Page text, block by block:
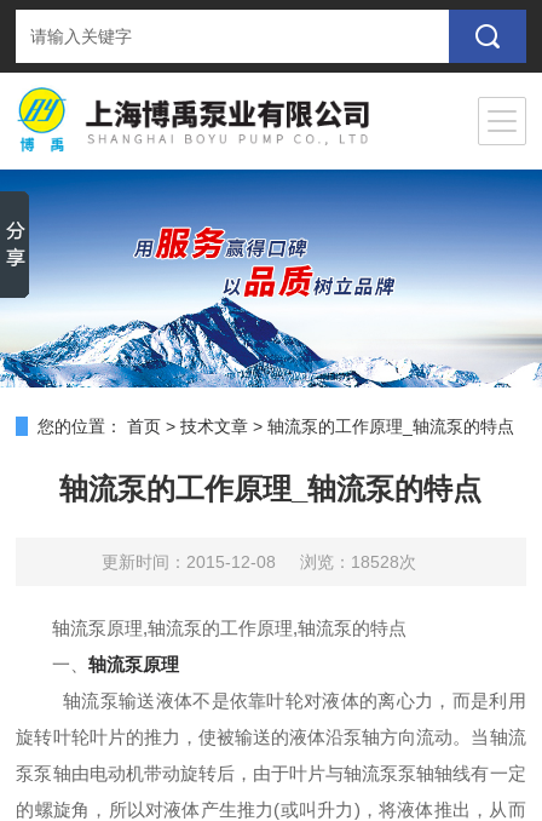
您的位置： 首页 >技术文章 >轴流泵的工作原理_轴流泵的特点
轴流泵的工作原理_轴流泵的特点
更新时间：2015-12-08 浏览：18528次
轴流泵原理,轴流泵的工作原理,轴流泵的特点
一、轴流泵原理
轴流泵输送液体不是依靠叶轮对液体的离心力，而是利用
旋转叶轮叶片的推力，使被输送的液体沿泵轴方向流动。当轴流
泵泵轴由电动机带动旋转后，由于叶片与轴流泵泵轴轴线有一定
的螺旋角，所以对液体产生推力(或叫升力)，将液体推出，从而